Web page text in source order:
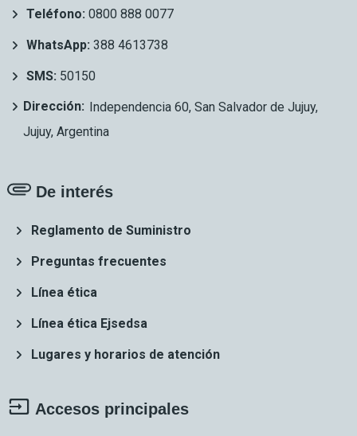
Teléfono: 0800 888 0077
WhatsApp: 388 4613738
SMS: 50150
Dirección: Independencia 60, San Salvador de Jujuy,
Jujuy, Argentina
De interés
Reglamento de Suministro
Preguntas frecuentes
Línea ética
Línea ética Ejsedsa
Lugares y horarios de atención
Accesos principales